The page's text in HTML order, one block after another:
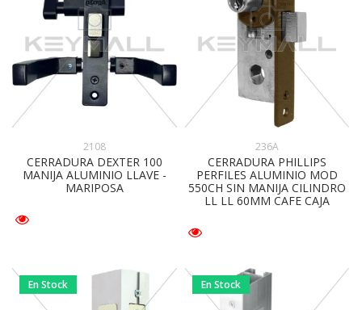
2108
CERRADURA DEXTER 100
MANIJA ALUMINIO LLAVE -
MARIPOSA
236A
CERRADURA PHILLIPS
PERFILES ALUMINIO MOD
550CH SIN MANIJA CILINDRO
LL LL 60MM CAFE CAJA
En Stock En Stock